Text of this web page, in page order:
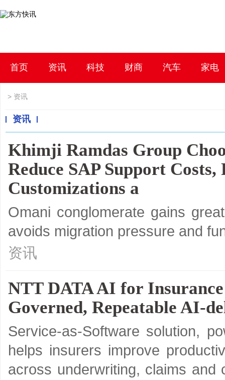
首页 资讯 科技 财商 汽车 家电
> 资讯
资讯
Khimji Ramdas Group
Reduce SAP Support Costs,
Customizations a
Omani conglomerate gains
avoids migration pressure and
资讯
NTT DATA AI for
Governed, Repeatable AI-
Service-as-Software solution,
helps insurers improve
across underwriting, claims and